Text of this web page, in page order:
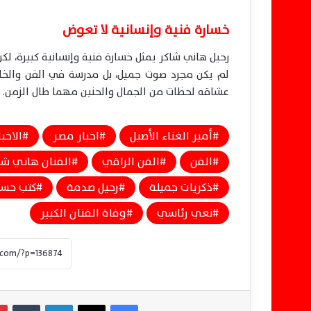
خسارة فنية وإنسانية لا تعوض
رحيل هاني شاكر يمثل خسارة فنية وإنسانية
لم يكن مجرد صوت جميل، بل مدرسة في الفن والخلق
عشاقه لحظات من الجمال والحنين مهما طال الزمن.
أمير الغناء الأصيل اخبار مصر
الفن
الفن الراقي الفنان هاني
ذكريات جميلة
رحيل صدمة كتب
نعي رئاسي
وفاة الفنان الكبير
فيسبوك ‫X لينكدإن